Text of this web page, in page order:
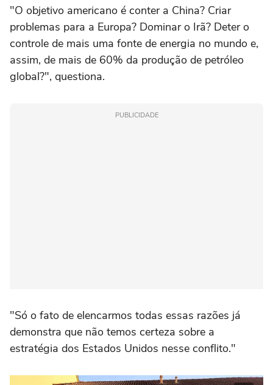
"O objetivo americano é conter a China? Criar
problemas para a Europa? Dominar o Irã? Deter o
controle de mais uma fonte de energia no mundo e,
assim, de mais de 60% da produção de petróleo
global?", questiona.
PUBLICIDADE
"Só o fato de elencarmos todas essas razões já
demonstra que não temos certeza sobre a
estratégia dos Estados Unidos nesse conflito."